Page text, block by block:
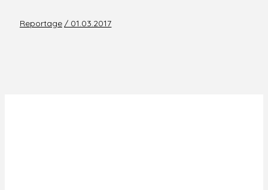
Reportage / 01.03.2017